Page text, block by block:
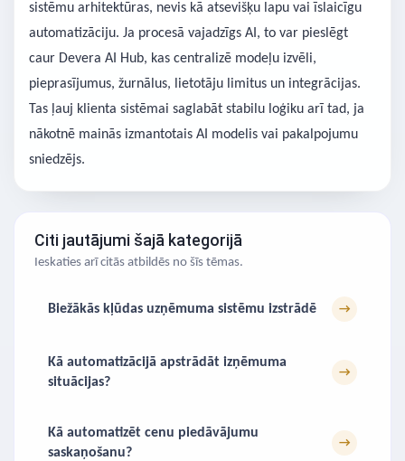
sistēmu arhitektūras, nevis kā atsevišķu lapu vai īslaicīgu
automatizāciju. Ja procesā vajadzīgs AI, to var pieslēgt
caur Devera AI Hub, kas centralizē modeļu izvēli,
pieprasījumus, žurnālus, lietotāju limitus un integrācijas.
Tas ļauj klienta sistēmai saglabāt stabilu loģiku arī tad, ja
nākotnē mainās izmantotais AI modelis vai pakalpojumu
sniedzējs.
Citi jautājumi šajā kategorijā
Ieskaties arī citās atbildēs no šīs tēmas.
Biežākās kļūdas uzņēmuma sistēmu izstrādē →
Kā automatizācijā apstrādāt izņēmuma
situācijas?
→
Kā automatizēt cenu piedāvājumu
saskaņošanu?
→